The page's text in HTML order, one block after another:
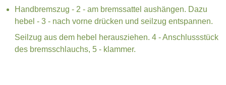
Handbremszug - 2 - am bremssattel aushängen. Dazu
hebel - 3 - nach vorne drücken und seilzug entspannen.
Seilzug aus dem hebel herausziehen. 4 - Anschlussstück
des bremsschlauchs, 5 - klammer.